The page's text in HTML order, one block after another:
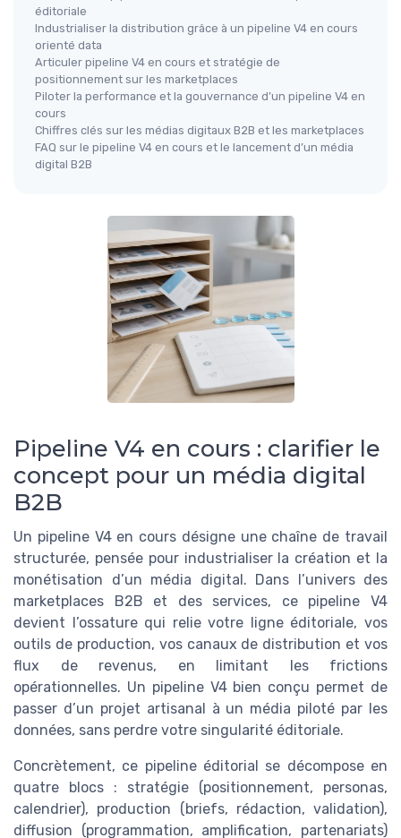
éditoriale
Industrialiser la distribution grâce à un pipeline V4 en cours
orienté data
Articuler pipeline V4 en cours et stratégie de
positionnement sur les marketplaces
Piloter la performance et la gouvernance d’un pipeline V4 en
cours
Chiffres clés sur les médias digitaux B2B et les marketplaces
FAQ sur le pipeline V4 en cours et le lancement d’un média
digital B2B
Pipeline V4 en cours : clarifier le
concept pour un média digital
B2B
Un pipeline V4 en cours désigne une chaîne de travail
structurée, pensée pour industrialiser la création et la
monétisation d’un média digital. Dans l’univers des
marketplaces B2B et des services, ce pipeline V4
devient l’ossature qui relie votre ligne éditoriale, vos
outils de production, vos canaux de distribution et vos
flux de revenus, en limitant les frictions
opérationnelles. Un pipeline V4 bien conçu permet de
passer d’un projet artisanal à un média piloté par les
données, sans perdre votre singularité éditoriale.
Concrètement, ce pipeline éditorial se décompose en
quatre blocs : stratégie (positionnement, personas,
calendrier), production (briefs, rédaction, validation),
diffusion (programmation, amplification, partenariats)